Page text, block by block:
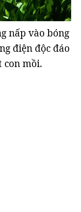
nấp vào bóng
điện độc đáo
con mồi.